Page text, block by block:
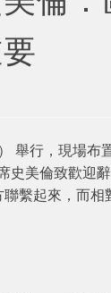
舉行，現場布
史美倫致歡迎
繫起來，而相